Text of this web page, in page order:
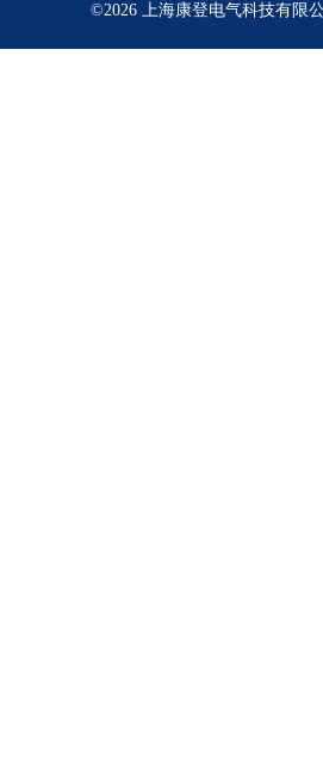
©2026 上海康登电气科技有限